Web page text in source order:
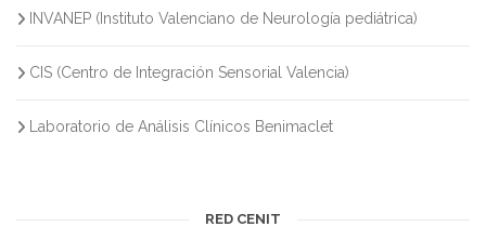
INVANEP (Instituto Valenciano de Neurología pediátrica)
CIS (Centro de Integración Sensorial Valencia)
Laboratorio de Análisis Clínicos Benimaclet
RED CENIT